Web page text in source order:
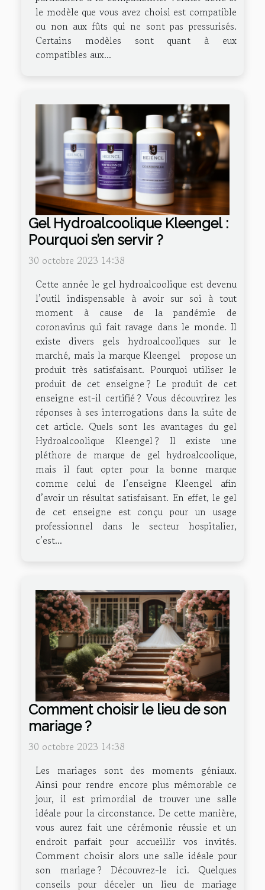
le modèle que vous avez choisi est compatible
ou non aux fûts qui ne sont pas pressurisés.
Certains modèles sont quant à eux
compatibles aux...
Gel Hydroalcoolique Kleengel :
Pourquoi s’en servir ?
30 octobre 2023 14:38
Cette année le gel hydroalcoolique est devenu
l’outil indispensable à avoir sur soi à tout
moment à cause de la pandémie de
coronavirus qui fait ravage dans le monde. Il
existe divers gels hydroalcooliques sur le
marché, mais la marque Kleengel propose un
produit très satisfaisant. Pourquoi utiliser le
produit de cet enseigne ? Le produit de cet
enseigne est-il certifié ? Vous découvrirez les
réponses à ses interrogations dans la suite de
cet article. Quels sont les avantages du gel
Hydroalcoolique Kleengel ? Il existe une
pléthore de marque de gel hydroalcoolique,
mais il faut opter pour la bonne marque
comme celui de l’enseigne Kleengel afin
d’avoir un résultat satisfaisant. En effet, le gel
de cet enseigne est conçu pour un usage
professionnel dans le secteur hospitalier,
c’est...
Comment choisir le lieu de son
mariage ?
30 octobre 2023 14:38
Les mariages sont des moments géniaux.
Ainsi pour rendre encore plus mémorable ce
jour, il est primordial de trouver une salle
idéale pour la circonstance. De cette manière,
vous aurez fait une cérémonie réussie et un
endroit parfait pour accueillir vos invités.
Comment choisir alors une salle idéale pour
son mariage ? Découvrez-le ici. Quelques
conseils pour déceler un lieu de mariage